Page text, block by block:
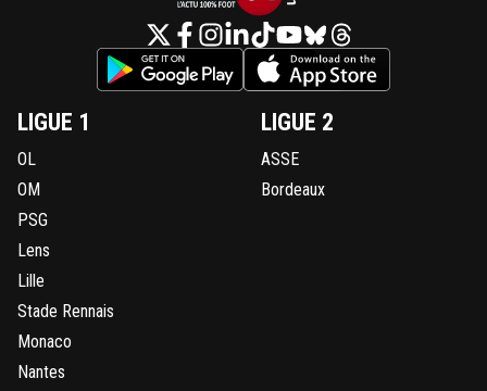
LIGUE 1
OL
OM
PSG
Lens
Lille
Stade Rennais
Monaco
Nantes
LIGUE 2
ASSE
Bordeaux